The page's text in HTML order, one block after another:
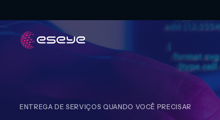
ENTREGA DE SERVIÇOS QUANDO VOCÊ PRECISAR